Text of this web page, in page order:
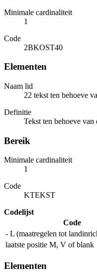
Minimale cardinaliteit
1
Code
2BKOST40
Elementen
Naam lid
22 tekst ten behoeve
Definitie
Tekst ten behoeve van
Bereik
Minimale cardinaliteit
1
Code
KTEKST
Codelijst
Code
- L (maatregelen tot
laatste positie M, V of blank
Elementen